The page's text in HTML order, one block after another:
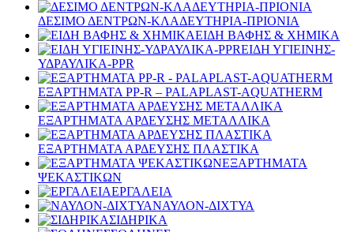
ΔΕΣΙΜΟ ΔΕΝΤΡΩΝ-ΚΛΑΔΕΥΤΗΡΙΑ-ΠΡΙΟΝΙΑ
ΕΙΔΗ ΒΑΦΗΣ & ΧΗΜΙΚΑ
ΕΙΔΗ ΥΓΙΕΙΝΗΣ-
ΥΔΡΑΥΛΙΚΑ-PPR
ΕΞΑΡΤΗΜΑΤΑ PP-R – PALAPLAST-AQUATHERM
ΕΞΑΡΤΗΜΑΤΑ ΑΡΔΕΥΣΗΣ ΜΕΤΑΛΛΙΚΑ
ΕΞΑΡΤΗΜΑΤΑ ΑΡΔΕΥΣΗΣ ΠΛΑΣΤΙΚΑ
ΕΞΑΡΤΗΜΑΤΑ
ΨΕΚΑΣΤΙΚΩΝ
ΕΡΓΑΛΕΙΑ
ΝΑΥΛΟΝ-ΔΙΧΤΥΑ
ΣΙΔΗΡΙΚΑ